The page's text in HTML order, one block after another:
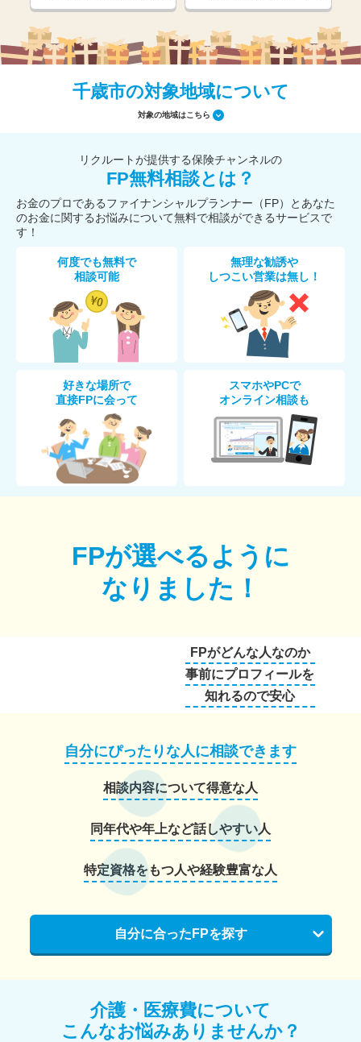
千歳市の対象地域について
対象の地域はこちら
リクルートが提供する保険チャンネルの
FP無料相談とは？
お金のプロであるファイナンシャルプランナー（FP）とあなた
のお金に関するお悩みについて無料で相談ができるサービスで
す！
何度でも無料で
相談可能
無理な勧誘や
しつこい営業は無し！
好きな場所で
直接FPに会って
スマホやPCで
オンライン相談も
FPが選べるように
なりました！
FPがどんな人なのか
事前にプロフィールを
知れるので安心
自分にぴったりな人に相談できます
相談内容について得意な人
同年代や年上など話しやすい人
特定資格をもつ人や経験豊富な人
自分に合ったFPを探す
介護・医療費について
こんなお悩みありませんか？